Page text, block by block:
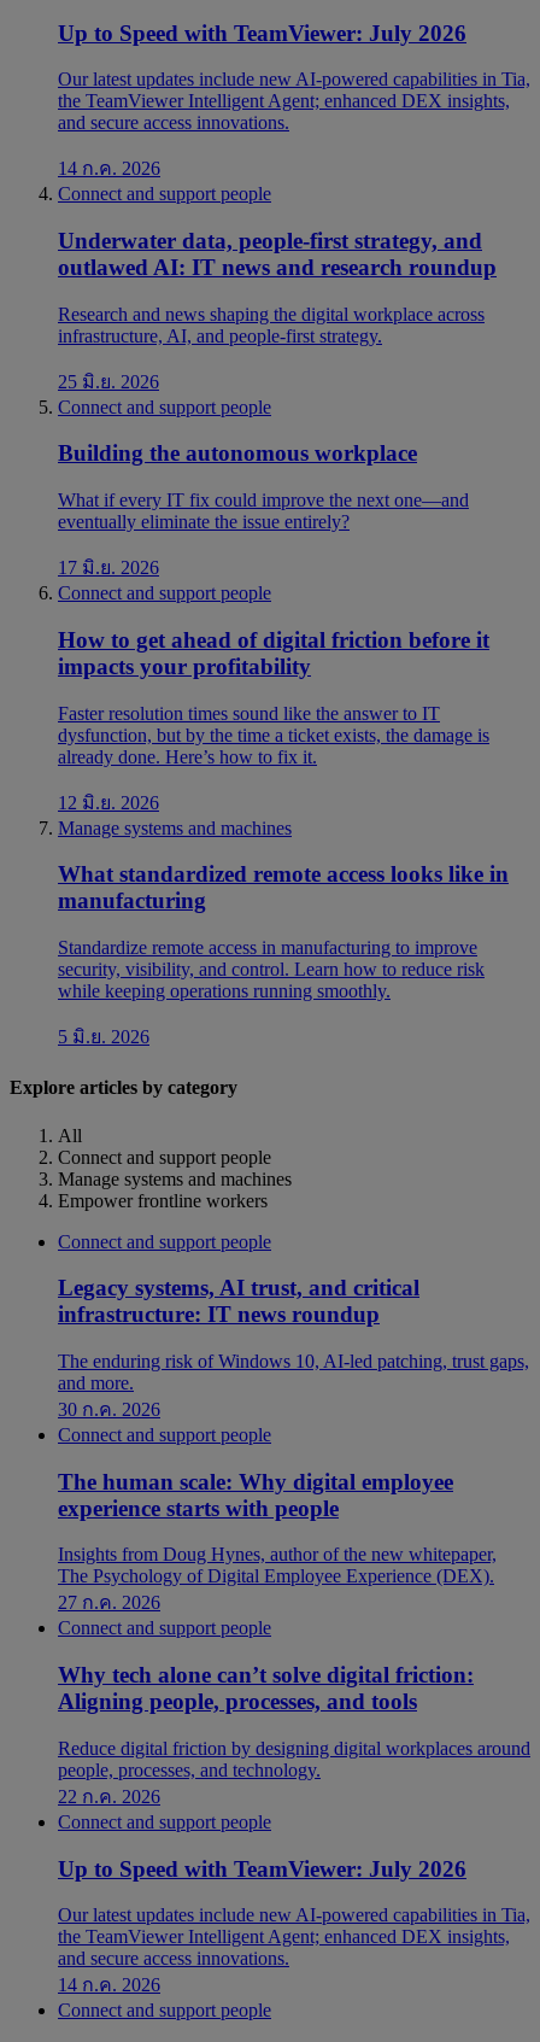
Up to Speed with TeamViewer: July 2026
Our latest updates include new AI-powered capabilities in Tia,
the TeamViewer Intelligent Agent; enhanced DEX insights,
and secure access innovations.
14 ก.ค. 2026
Connect and support people
Underwater data, people-first strategy, and
outlawed AI: IT news and research roundup
Research and news shaping the digital workplace across
infrastructure, AI, and people-first strategy.
25 มิ.ย. 2026
Connect and support people
Building the autonomous workplace
What if every IT fix could improve the next one—and
eventually eliminate the issue entirely?
17 มิ.ย. 2026
Connect and support people
How to get ahead of digital friction before it
impacts your profitability
Faster resolution times sound like the answer to IT
dysfunction, but by the time a ticket exists, the damage is
already done. Here’s how to fix it.
12 มิ.ย. 2026
Manage systems and machines
What standardized remote access looks like in
manufacturing
Standardize remote access in manufacturing to improve
security, visibility, and control. Learn how to reduce risk
while keeping operations running smoothly.
5 มิ.ย. 2026
Explore articles by category
All
Connect and support people
Manage systems and machines
Empower frontline workers
Connect and support people
Legacy systems, AI trust, and critical
infrastructure: IT news roundup
The enduring risk of Windows 10, AI-led patching, trust gaps,
and more.
30 ก.ค. 2026
Connect and support people
The human scale: Why digital employee
experience starts with people
Insights from Doug Hynes, author of the new whitepaper,
The Psychology of Digital Employee Experience (DEX).
27 ก.ค. 2026
Connect and support people
Why tech alone can’t solve digital friction:
Aligning people, processes, and tools
Reduce digital friction by designing digital workplaces around
people, processes, and technology.
22 ก.ค. 2026
Connect and support people
Up to Speed with TeamViewer: July 2026
Our latest updates include new AI-powered capabilities in Tia,
the TeamViewer Intelligent Agent; enhanced DEX insights,
and secure access innovations.
14 ก.ค. 2026
Connect and support people